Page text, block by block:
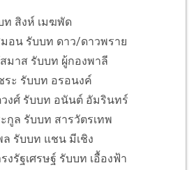
ท สิงห์ เมฆพัด
อน รับบท ดาว/ดาวพราย
มาส รับบท ผู้กองพาลี
ระ รับบท อรอนงค์
งศ์ รับบท อนันต์ อัมรินทร์
กูล รับบท สารวัตรเทพ
รับบท แชน มีเชิง
รัฐเศรษฐ์ รับบท เอื้องฟ้า